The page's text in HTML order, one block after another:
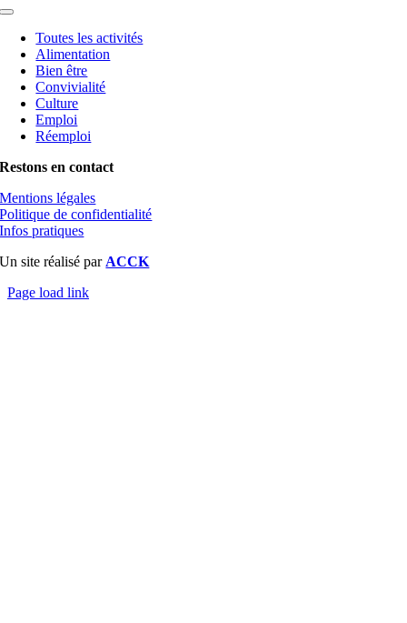
Toggle
NavigationToutes les activités
Alimentation
Bien être
Convivialité
Culture
Emploi
Réemploi
Restons en contact
Mentions légales
Politique de confidentialité
Infos pratiques
Un site réalisé parACCK
Page load link